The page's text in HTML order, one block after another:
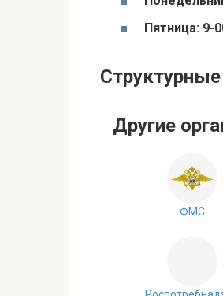
Пятница: 9-
Другие
ФМС